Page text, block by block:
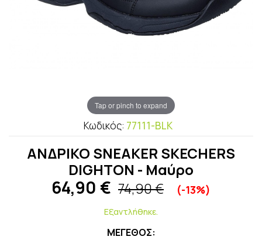
Tap or pinch to expand
Κωδικός: 77111-BLK
ΑΝΔΡΙΚΟ SNEAKER SKECHERS
DIGHTON - Μαύρο
64,90 € 74,90 € (-13%)
Εξαντλήθηκε.
ΜΕΓΕΘΟΣ: